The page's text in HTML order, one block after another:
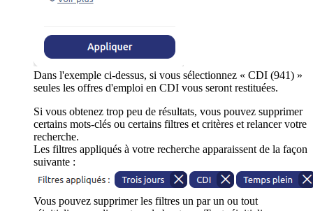
Dans l'exemple ci-dessus, si vous sélectionnez « CDI (941) »
seules les offres d'emploi en CDI vous seront restituées.
Si vous obtenez trop peu de résultats, vous pouvez supprimer
certains mots-clés ou certains filtres et critères et relancer votre
recherche.
Les filtres appliqués à votre recherche apparaissent de la façon
suivante :
Vous pouvez supprimer les filtres un par un ou tout